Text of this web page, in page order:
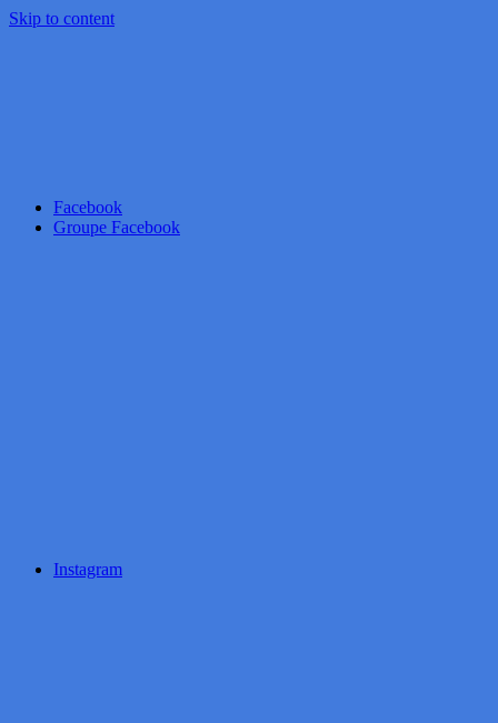
Skip to content
Facebook
Groupe Facebook
Instagram